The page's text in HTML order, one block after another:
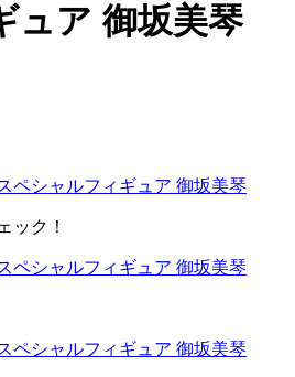
ュア 御坂美琴
ペシャルフィギュア 御坂美琴
ック！
ペシャルフィギュア 御坂美琴
ペシャルフィギュア 御坂美琴